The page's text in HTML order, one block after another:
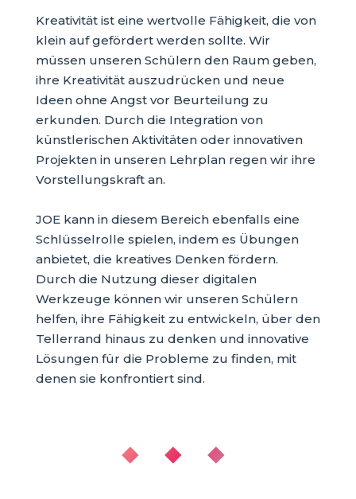
Kreativität ist eine wertvolle Fähigkeit, die von
klein auf gefördert werden sollte. Wir
müssen unseren Schülern den Raum geben,
ihre Kreativität auszudrücken und neue
Ideen ohne Angst vor Beurteilung zu
erkunden. Durch die Integration von
künstlerischen Aktivitäten oder innovativen
Projekten in unseren Lehrplan regen wir ihre
Vorstellungskraft an.
JOE kann in diesem Bereich ebenfalls eine
Schlüsselrolle spielen, indem es Übungen
anbietet, die kreatives Denken fördern.
Durch die Nutzung dieser digitalen
Werkzeuge können wir unseren Schülern
helfen, ihre Fähigkeit zu entwickeln, über den
Tellerrand hinaus zu denken und innovative
Lösungen für die Probleme zu finden, mit
denen sie konfrontiert sind.
◆ ◆ ◆